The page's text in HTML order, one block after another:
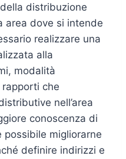
distribuzione
area dove si intende
realizzare una
alla
modalità
che
nell’area
conoscenza di
migliorarne
definire indirizzi e